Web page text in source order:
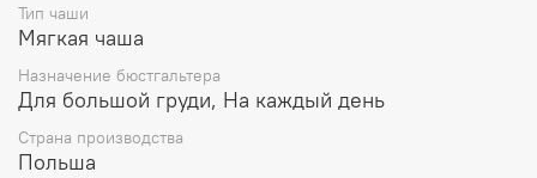
стабилизирующей сеточки бежевого цвета.
С внешней стороны покрыта эластичным ажурным
кружевом.
Контрастные эластичные ленты по верхним
срезам чашек создают эффект стреп-лент.
Пояс выполнен из сетчатого полотна бежевого
цвета.
Тип чаши
Мягкая чаша
Назначение бюстгальтера
Для большой груди, На каждый день
Страна производства
Польша